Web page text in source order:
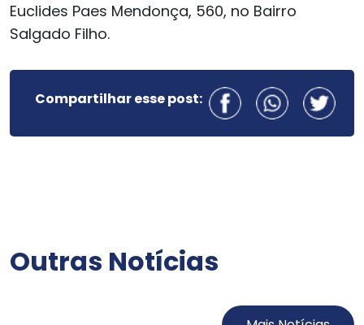
Euclides Paes Mendonça, 560, no Bairro
Salgado Filho.
Compartilhar esse post:
Outras Notícias